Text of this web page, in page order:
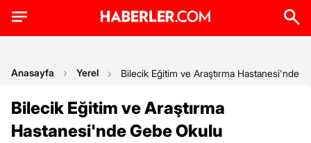
Anasayfa Yerel Bilecik Eğitim ve Araştırma Hastanesi'nde
Bilecik Eğitim ve Araştırma
Hastanesi'nde Gebe Okulu